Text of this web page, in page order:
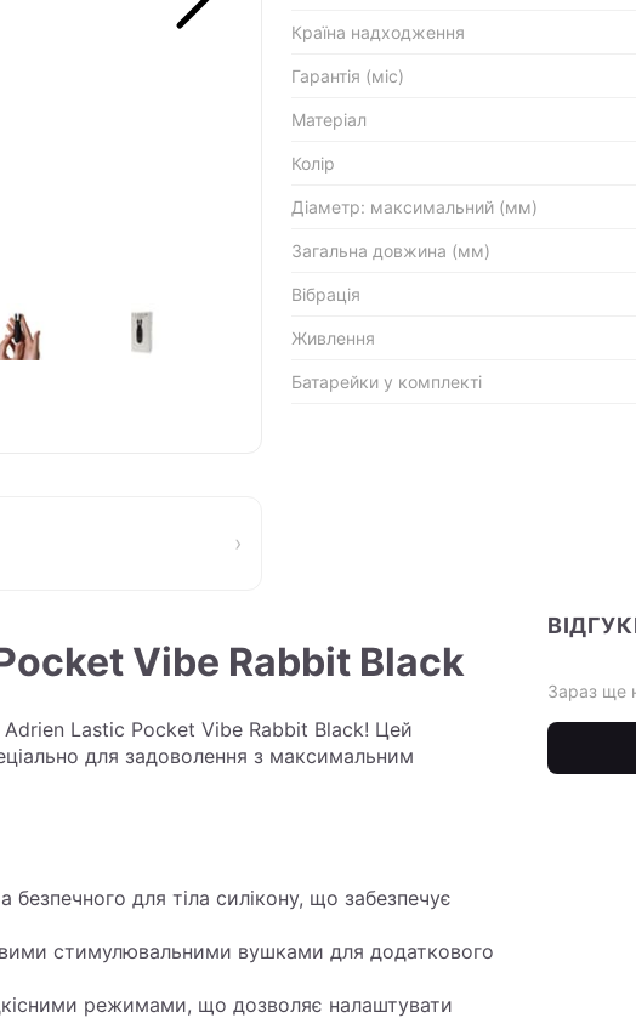
›
Країна надходження
Гарантія (міс)
Матеріал
Колір
Діаметр: максимальний (мм)
Загальна довжина (мм)
Вібрація
Живлення
Батарейки у комплекті
Vibe Rabbit Black
Adrien Lastic Pocket Vibe Rabbit Black! Цей
для задоволення з максимальним
безпечного для тіла силікону, що забезпечує
стимулювальними вушками для додаткового
режимами, що дозволяє налаштувати
Зараз ще